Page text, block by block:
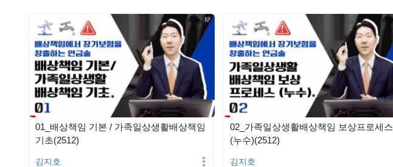
01_배상책임 기본 / 가족일상생활배상책임
기초(2512)
김지호
02_가족일상생활배상책임 보상프로세스
(누수)(2512)
김지호